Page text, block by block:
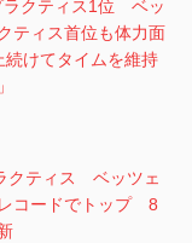
クティス1位 ベッ
ティス首位も体力面
続けてタイムを維持
クティス ベッツェ
コードでトップ 8